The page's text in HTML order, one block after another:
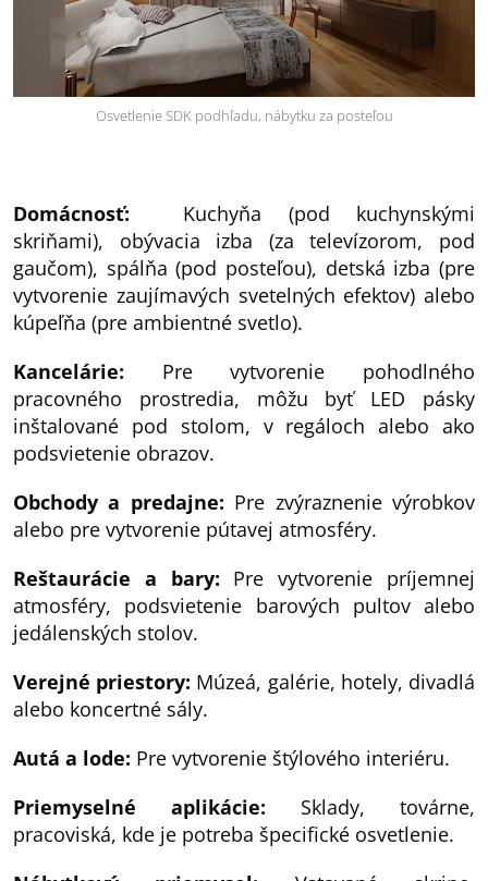
Osvetlenie SDK podhľadu, nábytku za posteľou
Domácnosť:
Kuchyňa (pod kuchynskými
skriňami), obývacia izba (za televízorom, pod
gaučom), spálňa (pod posteľou), detská izba (pre
vytvorenie zaujímavých svetelných efektov) alebo
kúpeľňa (pre ambientné svetlo).
Kancelárie: Pre vytvorenie pohodlného
pracovného prostredia, môžu byť LED pásky
inštalované pod stolom, v regáloch alebo ako
podsvietenie obrazov.
Obchody a predajne: Pre zvýraznenie výrobkov
alebo pre vytvorenie pútavej atmosféry.
Reštaurácie a bary: Pre vytvorenie príjemnej
atmosféry, podsvietenie barových pultov alebo
jedálenských stolov.
Verejné priestory: Múzeá, galérie, hotely, divadlá
alebo koncertné sály.
Autá a lode: Pre vytvorenie štýlového interiéru.
Priemyselné aplikácie: Sklady, továrne,
pracoviská, kde je potreba špecifické osvetlenie.